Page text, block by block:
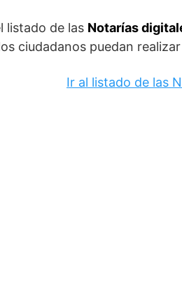
listado de las Notarías
ciudadanos puedan
Ir al listado de las